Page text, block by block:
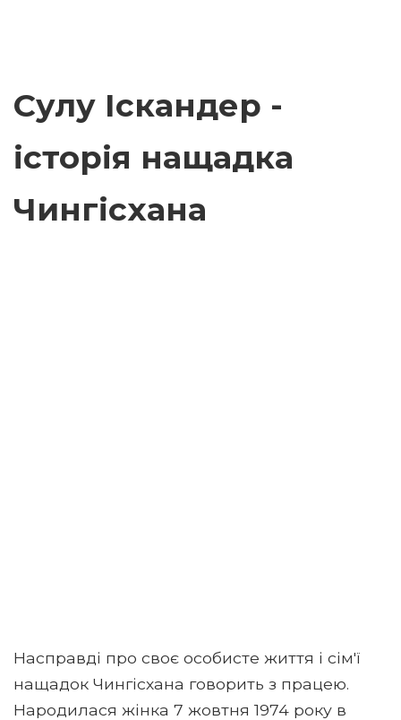
Сулу Іскандер -
історія нащадка
Чингісхана
Насправді про своє особисте життя і сім'ї
нащадок Чингісхана говорить з працею.
Народилася жінка 7 жовтня 1974 року в